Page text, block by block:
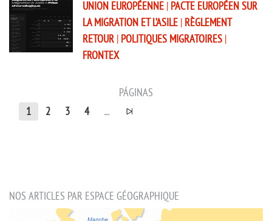
UNION EUROPÉENNE | PACTE EUROPÉEN SUR
LA MIGRATION ET L’ASILE | RÈGLEMENT
RETOUR | POLITIQUES MIGRATOIRES |
FRONTEX
PÁGINAS
1
2 3 4 ...
NOS ARTICLES PAR ESPACE GÉOGRAPHIQUE